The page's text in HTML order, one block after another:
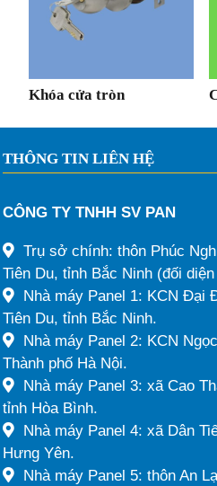
Khóa cửa tròn
THÔNG TIN LIÊN HỆ
CÔNG TY TNHH SV PAN
Trụ sở chính: thôn Phúc
Tiên Du, tỉnh Bắc Ninh (đối
Nhà máy Panel 1: KCN Đại
Tiên Du, tỉnh Bắc Ninh.
Nhà máy Panel 2: KCN
Thành phố Hà Nội.
Nhà máy Panel 3: xã Cao
tỉnh Hòa Bình.
Nhà máy Panel 4: xã Dân
Hưng Yên.
Nhà máy Panel 5: thôn An